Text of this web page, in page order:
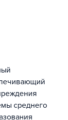
среднего